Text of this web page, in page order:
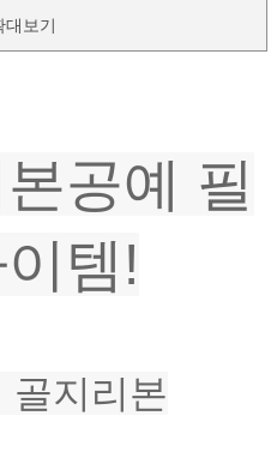
대보기
공예 필
템!
골지리본